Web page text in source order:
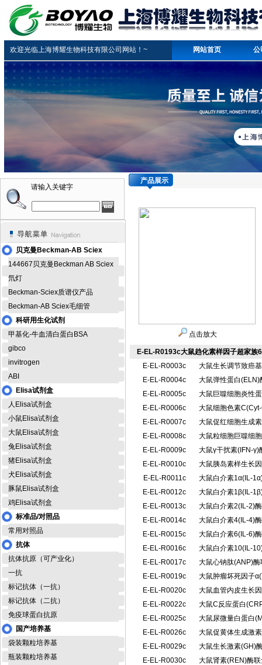
欢迎光临上海博耀生物科技有限公司网站！~ 网站首页 公
请输入关键字
贝克曼Beckman-AB Sciex
144667贝克曼Beckman AB Sciex
氘灯
Beckman-Sciex质谱仪产品
Beckman-AB Sciex毛细管
科研用生化试剂
甲基化-牛血清白蛋白BSA
gibco
invitrogen
ABI
Elisa试剂盒
人Elisa试剂盒
小鼠Elisa试剂盒
大鼠Elisa试剂盒
兔Elisa试剂盒
猪Elisa试剂盒
犬Elisa试剂盒
豚鼠Elisa试剂盒
鸡Elisa试剂盒
标准品/对照品
常用对照品
抗体
抗体抗原（可产业化）
一抗
标记抗体（一抗）
标记抗体（二抗）
免疫球蛋白抗原
国产培养基
袋装颗粒培养基
瓶装颗粒培养基
产品展示
点击放大
E-EL-R0193c大鼠趋化素样因子超家
E-EL-R0003c
大鼠生长调节致癌
E-EL-R0004c
大鼠弹性蛋白
E-EL-R0005c
大鼠巨噬细胞炎性
E-EL-R0006c
大鼠细胞色素
E-EL-R0007c
大鼠促红细胞生成
E-EL-R0008c
大鼠粒细胞巨噬细
E-EL-R0009c
大鼠γ干扰素(IFN-
E-EL-R0010c
大鼠胰岛素样生长
E-EL-R0011c
大鼠白介素1α(IL-
E-EL-R0012c
大鼠白介素1β(IL-
E-EL-R0013c
大鼠白介素2(IL-2)
E-EL-R0014c
大鼠白介素4(IL-4)
E-EL-R0015c
大鼠白介素6(IL-6)
E-EL-R0016c
大鼠白介素10(IL-
E-EL-R0017c
大鼠心钠肽(ANP)
E-EL-R0019c
大鼠肿瘤坏死因子
E-EL-R0020c
大鼠血管内皮生长
E-EL-R0022c
大鼠C反应蛋白
E-EL-R0025c
大鼠尿微量白蛋白
E-EL-R0026c
大鼠促黄体生成激
E-EL-R0029c
大鼠生长激素(GH)
E-EL-R0030c
大鼠肾素(REN)酶